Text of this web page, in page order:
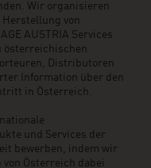
Wir organisieren
von
AUSTRIA Services
österreichischen
Distributoren
Information über den
in Österreich.
und Services der
bewerben, indem wir
Österreich dabei